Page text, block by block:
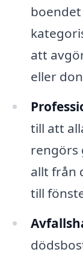
att
eller
till att
rengörs
allt från
till